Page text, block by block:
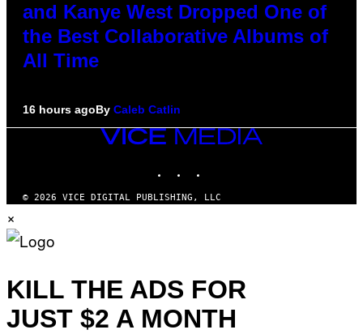
and Kanye West Dropped One of
the Best Collaborative Albums of
All Time
16 hours agoBy Caleb Catlin
VICE
© 2026 VICE DIGITAL PUBLISHING, LLC
×
KILL THE ADS FOR
JUST $2 A MONTH